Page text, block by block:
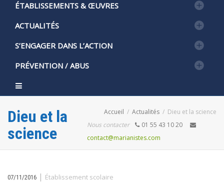
ÉTABLISSEMENTS & ŒUVRES
ACTUALITÉS
S’ENGAGER DANS L’ACTION
PRÉVENTION / ABUS
Dieu et la
science
Accueil Actualités
Dieu et la science
Nous contacter
01 55 43 10 20
contact@marianistes.com
07/11/2016 | Établissement scolaire